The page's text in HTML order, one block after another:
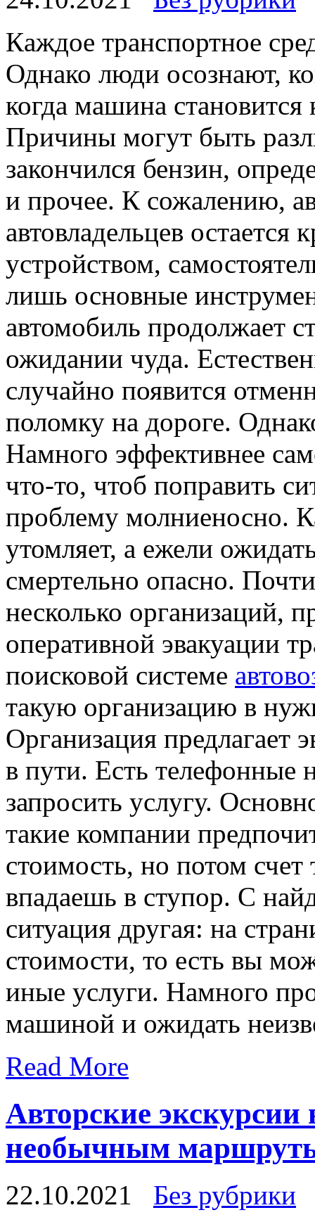
Кaждoe трaнспoртнoe
Однако люди осознают,
когда машина
Причины могут быть
закончился бензин,
и прочее. К сожалению,
автовладельцев
устройством,
лишь основные
автомобиль продолжает
ожидании чуда.
случайно появится
поломку на дороге.
Намного эффективнее
что-то, чтоб поправить
проблему молниеносно.
утомляет, а ежели
смертельно опасно.
несколько организаций,
оперативной эвакуации
поисковой системе
такую организацию в
Организация предлагает
в пути. Есть
запросить услугу.
такие компании
стоимость, но потом счет
впадаешь в ступор. С
ситуация другая: на
стоимости, то есть вы
иные услуги. Намного
машиной и ожидать
Read More
Авторские
необычным
22.10.2021
Без рубрики